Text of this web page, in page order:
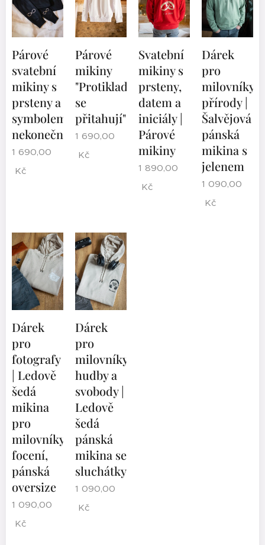
Párové
svatební
mikiny s
prsteny a
symbolem
nekonečna
1 690,00
Kč
Párové
mikiny
"Protiklady
se
přitahují"
1 690,00
Kč
Svatební
mikiny s
prsteny,
datem a
iniciály |
Párové
mikiny
1 890,00
Kč
Dárek
pro
milovníky
přírody |
Šalvějová
pánská
mikina s
jelenem
1 090,00
Kč
Dárek
pro
fotografy
| Ledově
šedá
mikina
pro
milovníky
focení,
pánská
oversize
1 090,00
Kč
Dárek
pro
milovníky
hudby a
svobody |
Ledově
šedá
pánská
mikina se
sluchátky
1 090,00
Kč